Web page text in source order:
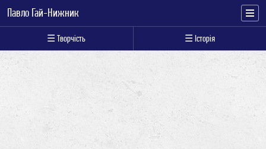
Павло Гай-Нижник
☰ Творчість ☰ Історія